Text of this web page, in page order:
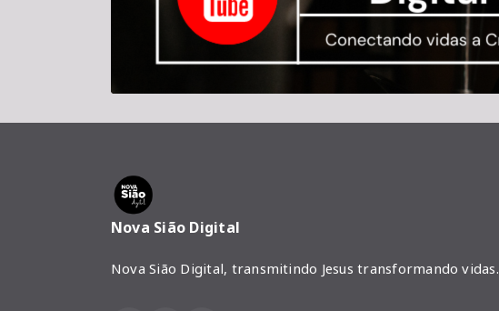
Nova Sião Digital
Nova Sião Digital, transmitindo Jesus transformando vidas.